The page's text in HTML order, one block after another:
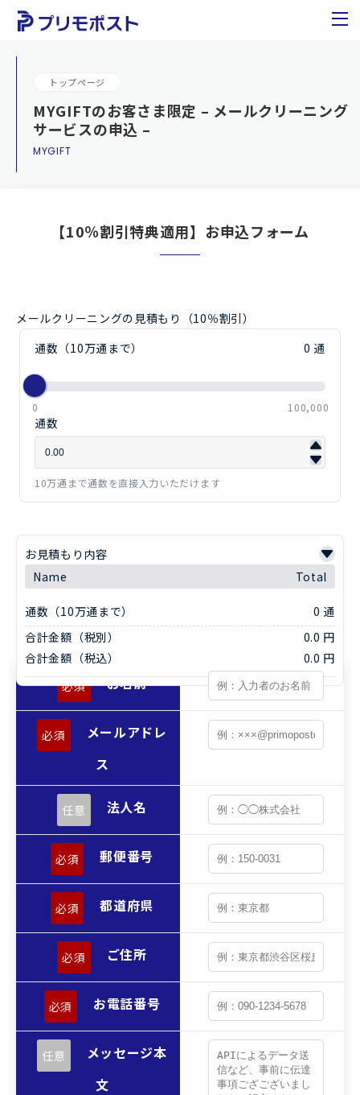
トップページ
MYGIFTのお客さま限定 – メールクリーニング
サービスの申込 –
MYGIFT
【10％割引特典適用】お申込フォーム
メールクリーニングの見積もり（10％割引）
通数（10万通まで）
0 通
0 100,000
通数
10万通まで通数を直接入力いただけます
お見積もり内容
Name
Total
通数（10万通まで）
0 通
合計金額（税別）
0.0 円
合計金額（税込）
0.0 円
必須
お名前
必須
メールアドレ
ス
任意 法人名
必須 郵便番号
必須 都道府県
必須 ご住所
必須 お電話番号
任意
メッセージ本
文